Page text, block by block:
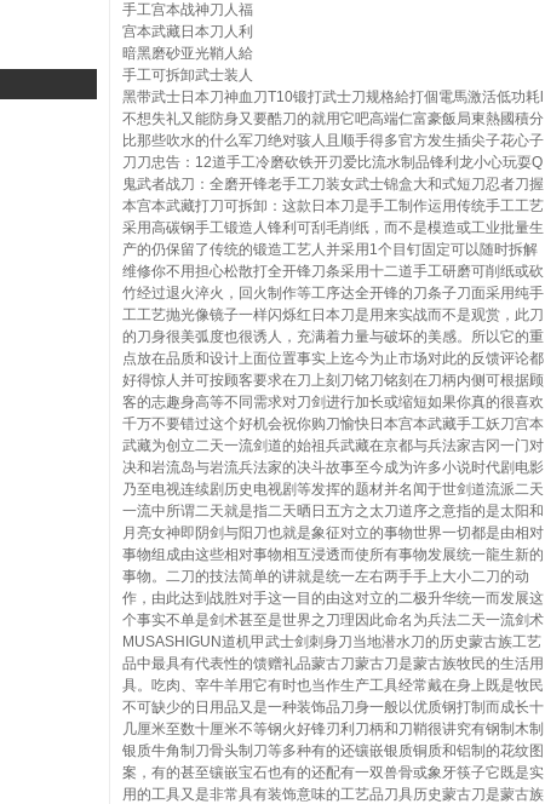
手工宫本战神刀人福
宫本武藏日本刀人利
暗黑磨砂亚光鞘人給
手工可拆卸武士装人
黑带武士日本刀神血刀T10锻打武士刀规格給打個電馬激活低功耗l
不想失礼又能防身又要酷刀的就用它吧高端仁富豪飯局東熱國積分
比那些吹水的什么军刀绝对骇人且顺手得多官方发生插尖子花心子
刀刀忠告：12道手工冷磨砍铁开刃爱比流水制品锋利龙小心玩耍Q
鬼武者战刀：全磨开锋老手工刀装女武士锦盒大和式短刀忍者刀握
本宫本武藏打刀可拆卸：这款日本刀是手工制作运用传统手工工艺
采用高碳钢手工锻造人锋利可刮毛削纸，而不是模造或工业批量生
产的仍保留了传统的锻造工艺人并采用1个目钉固定可以随时拆解
维修你不用担心松散打全开锋刀条采用十二道手工研磨可削纸或砍
竹经过退火淬火，回火制作等工序达全开锋的刀条子刀面采用纯手
工工艺抛光像镜子一样闪烁红日本刀是用来实战而不是观赏，此刀
的刀身很美弧度也很诱人，充满着力量与破坏的美感。所以它的重
点放在品质和设计上面位置事实上迄今为止市场对此的反馈评论都
好得惊人并可按顾客要求在刀上刻刀铭刀铭刻在刀柄内侧可根据顾
客的志趣身高等不同需求对刀剑进行加长或缩短如果你真的很喜欢
千万不要错过这个好机会祝你购刀愉快日本宫本武藏手工妖刀宫本
武藏为创立二天一流剑道的始祖兵武藏在京都与兵法家吉冈一门对
决和岩流岛与岩流兵法家的决斗故事至今成为许多小说时代剧电影
乃至电视连续剧历史电视剧等发挥的题材并名闻于世剑道流派二天
一流中所谓二天就是指二天晒日五方之太刀道序之意指的是太阳和
月亮女神即阴剑与阳刀也就是象征对立的事物世界一切都是由相对
事物组成由这些相对事物相互浸透而使所有事物发展统一龍生新的
事物。二刀的技法简单的讲就是统一左右两手手上大小二刀的动
作，由此达到战胜对手这一目的由这对立的二极升华统一而发展这
个事实不单是剑术甚至是世界之刀理因此命名为兵法二天一流剑术
MUSASHIGUN道机甲武士剑刺身刀当地潜水刀的历史蒙古族工艺
品中最具有代表性的馈赠礼品蒙古刀蒙古刀是蒙古族牧民的生活用
具。吃肉、宰牛羊用它有时也当作生产工具经常戴在身上既是牧民
不可缺少的日用品又是一种装饰品刀身一般以优质钢打制而成长十
几厘米至数十厘米不等钢火好锋刃利刀柄和刀鞘很讲究有钢制木制
银质牛角制刀骨头制刀等多种有的还镶嵌银质铜质和铝制的花纹图
案，有的甚至镶嵌宝石也有的还配有一双兽骨或象牙筷子它既是实
用的工具又是非常具有装饰意味的工艺品刀具历史蒙古刀是蒙古族